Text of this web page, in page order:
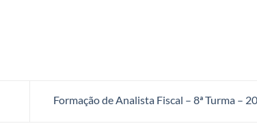
Formação de Analista Fiscal – 8ª Turma –